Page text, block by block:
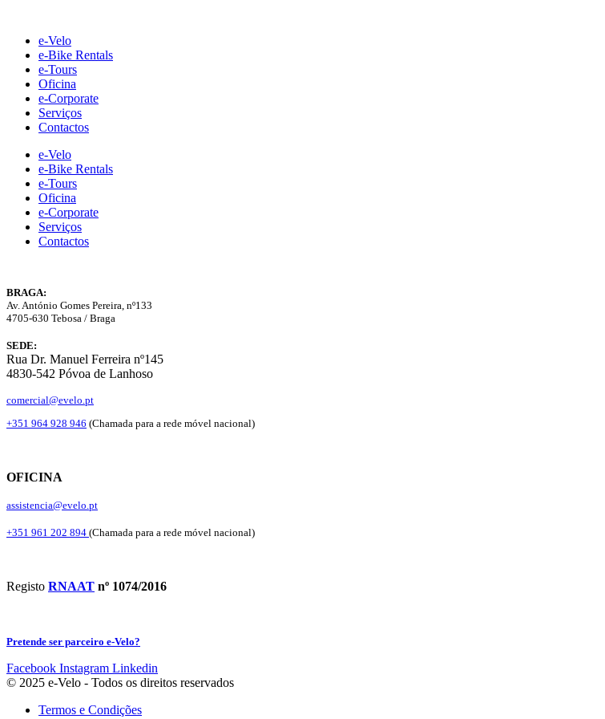
contente-Velo
e-Bike Rentals
e-Tours
Oficina
e-Corporate
Serviços
Contactos
e-Velo
e-Bike Rentals
e-Tours
Oficina
e-Corporate
Serviços
Contactos
BRAGA:
Av. António Gomes Pereira, nº133
4705-630 Tebosa / Braga
SEDE:
Rua Dr. Manuel Ferreira nº145
4830-542 Póvoa de Lanhoso
comercial@evelo.pt
+351 964 928 946 (Chamada para a rede móvel nacional)
OFICINA
assistencia@evelo.pt
+351 961 202 894 (Chamada para a rede móvel nacional)
Registo RNAAT nº 1074/2016
Pretende ser parceiro e-Velo?
Facebook Instagram Linkedin
© 2025 e-Velo - Todos os direitos reservados
Termos e Condições